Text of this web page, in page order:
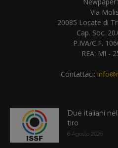
Via
20085 Locate di
Cap. Soc.
P.IVA/C.F.
REA: MI -
Contattaci:
Due italiani
tiro
6 Agosto 2026